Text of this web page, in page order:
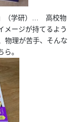
』（学研）… 高校物
メージが持てるよう
物理が苦手、そんな
ら。